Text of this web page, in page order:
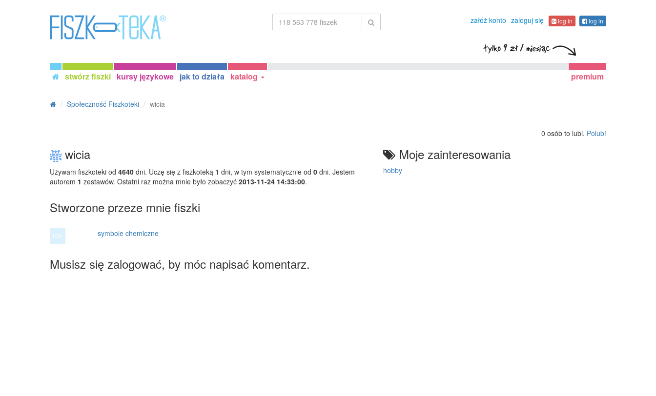
załóż konto zaloguj się log in log in
stwórz fiszki kursy językowe jak to działa katalog premium
Społeczność Fiszkoteki wicia
0 osób to lubi. Polub!
wicia
Używam fiszkoteki od 4640 dni. Uczę się z fiszkoteką 1 dni, w tym systematycznie od 0 dni. Jestem
autorem 1 zestawów. Ostatni raz można mnie było zobaczyć 2013-11-24 14:33:00.
Moje zainteresowania
hobby
Stworzone przeze mnie fiszki
symbole chemiczne
Musisz się zalogować, by móc napisać komentarz.